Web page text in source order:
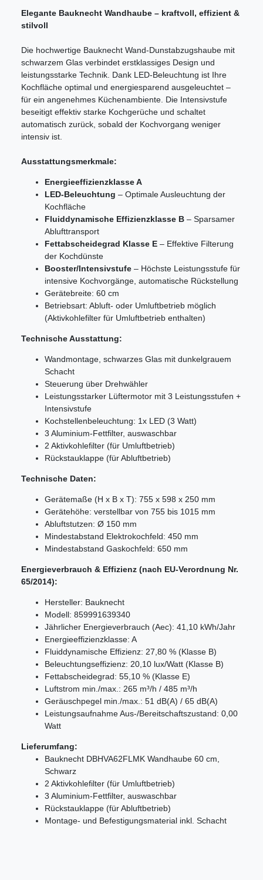
Elegante Bauknecht Wandhaube – kraftvoll, effizient &
stilvoll
Die hochwertige Bauknecht Wand-Dunstabzugshaube mit
schwarzem Glas verbindet erstklassiges Design und
leistungsstarke Technik. Dank LED-Beleuchtung ist Ihre
Kochfläche optimal und energiesparend ausgeleuchtet –
für ein angenehmes Küchenambiente. Die Intensivstufe
beseitigt effektiv starke Kochgerüche und schaltet
automatisch zurück, sobald der Kochvorgang weniger
intensiv ist.
Ausstattungsmerkmale:
Energieeffizienzklasse A
LED-Beleuchtung – Optimale Ausleuchtung der
Kochfläche
Fluiddynamische Effizienzklasse B – Sparsamer
Ablufttransport
Fettabscheidegrad Klasse E – Effektive Filterung
der Kochdünste
Booster/Intensivstufe – Höchste Leistungsstufe für
intensive Kochvorgänge, automatische Rückstellung
Gerätebreite: 60 cm
Betriebsart: Abluft- oder Umluftbetrieb möglich
(Aktivkohlefilter für Umluftbetrieb enthalten)
Technische Ausstattung:
Wandmontage, schwarzes Glas mit dunkelgrauem
Schacht
Steuerung über Drehwähler
Leistungsstarker Lüftermotor mit 3 Leistungsstufen +
Intensivstufe
Kochstellenbeleuchtung: 1x LED (3 Watt)
3 Aluminium-Fettfilter, auswaschbar
2 Aktivkohlefilter (für Umluftbetrieb)
Rückstauklappe (für Abluftbetrieb)
Technische Daten:
Gerätemaße (H x B x T): 755 x 598 x 250 mm
Gerätehöhe: verstellbar von 755 bis 1015 mm
Abluftstutzen: Ø 150 mm
Mindestabstand Elektrokochfeld: 450 mm
Mindestabstand Gaskochfeld: 650 mm
Energieverbrauch & Effizienz (nach EU-Verordnung Nr.
65/2014):
Hersteller: Bauknecht
Modell: 859991639340
Jährlicher Energieverbrauch (Aec): 41,10 kWh/Jahr
Energieeffizienzklasse: A
Fluiddynamische Effizienz: 27,80 % (Klasse B)
Beleuchtungseffizienz: 20,10 lux/Watt (Klasse B)
Fettabscheidegrad: 55,10 % (Klasse E)
Luftstrom min./max.: 265 m³/h / 485 m³/h
Geräuschpegel min./max.: 51 dB(A) / 65 dB(A)
Leistungsaufnahme Aus-/Bereitschaftszustand: 0,00
Watt
Lieferumfang:
Bauknecht DBHVA62FLMK Wandhaube 60 cm,
Schwarz
2 Aktivkohlefilter (für Umluftbetrieb)
3 Aluminium-Fettfilter, auswaschbar
Rückstauklappe (für Abluftbetrieb)
Montage- und Befestigungsmaterial inkl. Schacht